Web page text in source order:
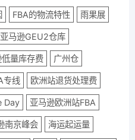
FBA的物流特性 雨果展
亚马逊GEU2仓库
低量库存费 广州仓
专线 欧洲站退货处理费
Day 亚马逊欧洲站FBA
南京峰会 海运起运量